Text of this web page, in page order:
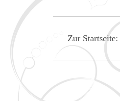
Zur Startseite: